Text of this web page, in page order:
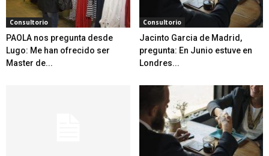
Consultorio
PAOLA nos pregunta desde
Lugo: Me han ofrecido ser
Master de...
Consultorio
Jacinto Garcia de Madrid,
pregunta: En Junio estuve en
Londres...